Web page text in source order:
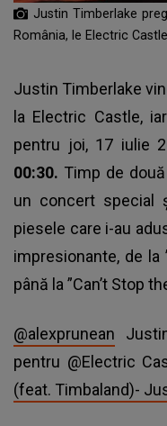
Justin Timberlake
România, le Electric
Justin Timberlake
la Electric Castle,
pentru joi, 17 iulie
00:30. Timp de
un concert special
piesele care i-au
impresionante, de la
până la ”Can’t Stop
@alexprunean
pentru @Electric
(feat. Timbaland)-